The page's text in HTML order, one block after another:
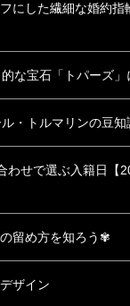
にした繊細な婚約指
的な宝石「トパーズ
・トルマリンの豆知
わせで選ぶ入籍日【
留め方を知ろう✾
ザイン